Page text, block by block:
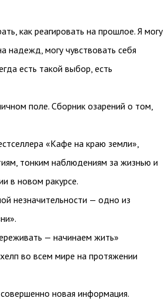
как реагировать на прошлое. Я могу
надежд, могу чувствовать себя
есть такой выбор, есть
поле. Сборник озарений о том,
«Кафе на краю земли»,
тонким наблюдениям за жизнью и
в новом ракурсе.
незначительности — одно из
— начинаем жить»
во всем мире на протяжении
новая информация.